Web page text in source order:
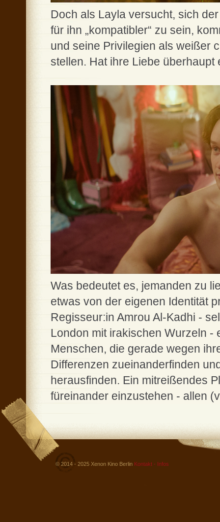
Doch als Layla versucht, sich
für ihn „kompatibler“ zu sein,
und seine Privilegien als weißer
stellen. Hat ihre Liebe überhaupt
Was bedeutet es, jemanden zu
etwas von der eigenen Identität
Regisseur:in Amrou Al-Kadhi -
London mit irakischen Wurzeln -
Menschen, die gerade wegen
Differenzen zueinanderfinden
herausfinden. Ein mitreißendes
füreinander einzustehen - allen
© 2014 - 2025 Xenon Kino Berlin Kontakt - Infos